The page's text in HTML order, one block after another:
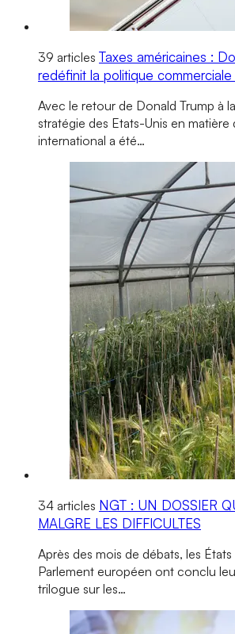
39 articles Taxes américaines :
redéfinit la politique
Avec le retour de Donald Trump à
stratégie des Etats-Unis en
international a été…
34 articles NGT : UN DOSSIER
MALGRE LES DIFFICULTES
Après des mois de débats, les
Parlement européen ont conclu
trilogue sur les…